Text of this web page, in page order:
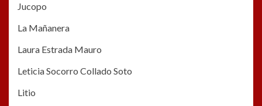
Jucopo
La Mañanera
Laura Estrada Mauro
Leticia Socorro Collado Soto
Litio